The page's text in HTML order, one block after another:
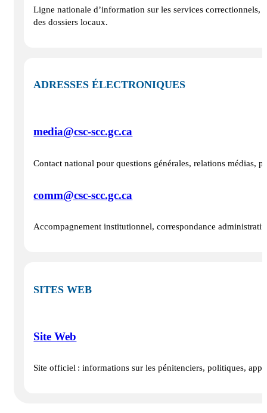
Ligne nationale d’information sur les services
des dossiers locaux.
ADRESSES ÉLECTRONIQUES
media@csc-scc.gc.ca
Contact national pour questions générales, relations médias,
comm@csc-scc.gc.ca
Accompagnement institutionnel, correspondance
SITES WEB
Site Web
Site officiel : informations sur les pénitenciers, politiques,